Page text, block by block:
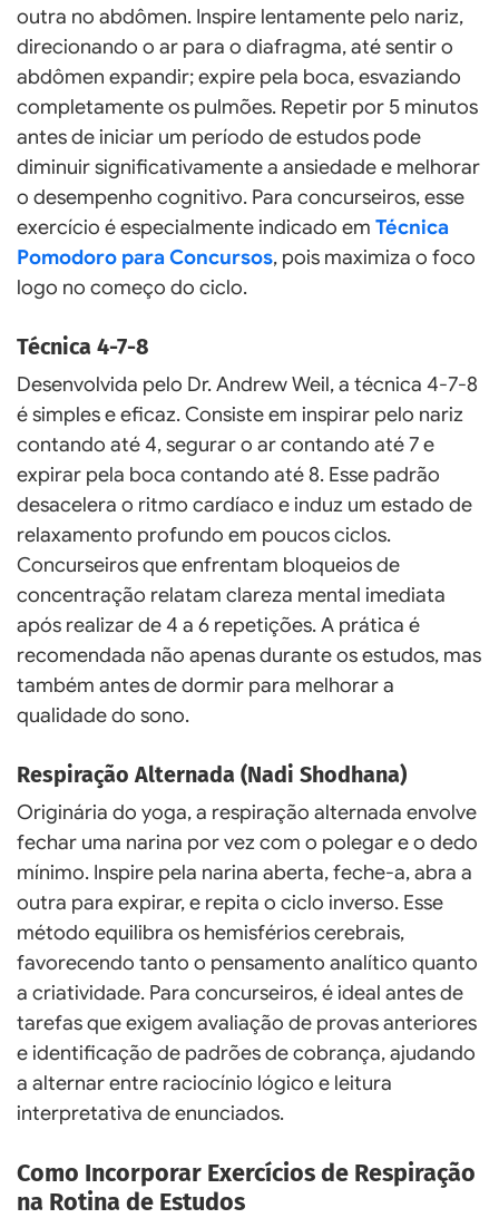
outra no abdômen. Inspire lentamente pelo nariz,
direcionando o ar para o diafragma, até sentir o
abdômen expandir; expire pela boca, esvaziando
completamente os pulmões. Repetir por 5 minutos
antes de iniciar um período de estudos pode
diminuir significativamente a ansiedade e melhorar
o desempenho cognitivo. Para concurseiros, esse
exercício é especialmente indicado em Técnica
Pomodoro para Concursos, pois maximiza o foco
logo no começo do ciclo.
Técnica 4-7-8
Desenvolvida pelo Dr. Andrew Weil, a técnica 4-7-8
é simples e eficaz. Consiste em inspirar pelo nariz
contando até 4, segurar o ar contando até 7 e
expirar pela boca contando até 8. Esse padrão
desacelera o ritmo cardíaco e induz um estado de
relaxamento profundo em poucos ciclos.
Concurseiros que enfrentam bloqueios de
concentração relatam clareza mental imediata
após realizar de 4 a 6 repetições. A prática é
recomendada não apenas durante os estudos, mas
também antes de dormir para melhorar a
qualidade do sono.
Respiração Alternada (Nadi Shodhana)
Originária do yoga, a respiração alternada envolve
fechar uma narina por vez com o polegar e o dedo
mínimo. Inspire pela narina aberta, feche-a, abra a
outra para expirar, e repita o ciclo inverso. Esse
método equilibra os hemisférios cerebrais,
favorecendo tanto o pensamento analítico quanto
a criatividade. Para concurseiros, é ideal antes de
tarefas que exigem avaliação de provas anteriores
e identificação de padrões de cobrança, ajudando
a alternar entre raciocínio lógico e leitura
interpretativa de enunciados.
Como Incorporar Exercícios de Respiração
na Rotina de Estudos